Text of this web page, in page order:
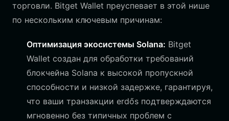
торговли. Bitget Wallet преуспевает в этой нише
по нескольким ключевым причинам:
Оптимизация экосистемы Solana: Bitget
Wallet создан для обработки требований
блокчейна Solana к высокой пропускной
способности и низкой задержке, гарантируя,
что ваши транзакции erdős подтверждаются
мгновенно без типичных проблем с